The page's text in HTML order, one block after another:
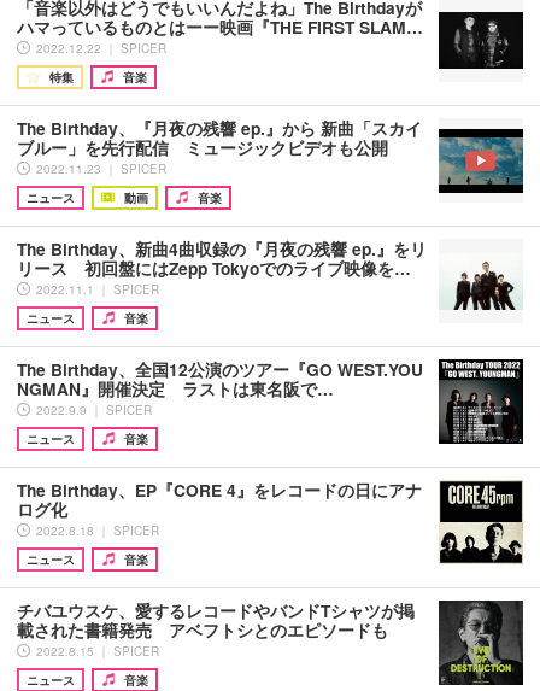
「音楽以外はどうでもいいんだよね」The Birthdayが
ハマっているものとはーー映画『THE FIRST SLAM…
2022.12.22 ｜ SPICER
特集
音楽
The Birthday、『月夜の残響 ep.』から 新曲「スカイ
ブルー」を先行配信 ミュージックビデオも公開
2022.11.23 ｜ SPICER
ニュース
動画 音楽
The Birthday、新曲4曲収録の『月夜の残響 ep.』をリ
リース 初回盤にはZepp Tokyoでのライブ映像を…
2022.11.1 ｜ SPICER
ニュース
音楽
The Birthday、全国12公演のツアー『GO WEST.YOU
NGMAN』開催決定 ラストは東名阪で…
2022.9.9 ｜ SPICER
ニュース
音楽
The Birthday、EP『CORE 4』をレコードの日にアナ
ログ化
2022.8.18 ｜ SPICER
ニュース
音楽
チバユウスケ、愛するレコードやバンドTシャツが掲
載された書籍発売 アベフトシとのエピソードも
2022.8.15 ｜ SPICER
ニュース
音楽